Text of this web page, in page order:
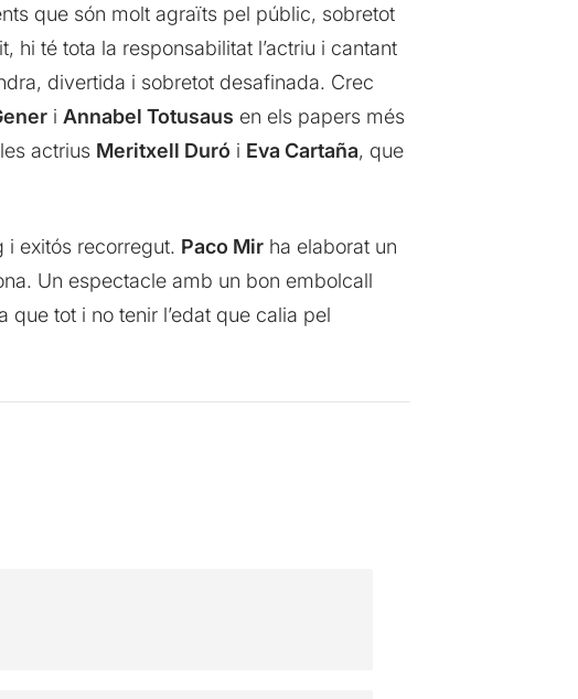
que són molt agraïts pel públic, sobretot
hi té tota la responsabilitat l’actriu i cantant
divertida i sobretot desafinada. Crec
i Annabel Totusaus en els papers més
actrius Meritxell Duró i Eva Cartaña, que
i exitós recorregut. Paco Mirha elaborat un
Un espectacle amb un bon embolcall
tot i no tenir l’edat que calia pel